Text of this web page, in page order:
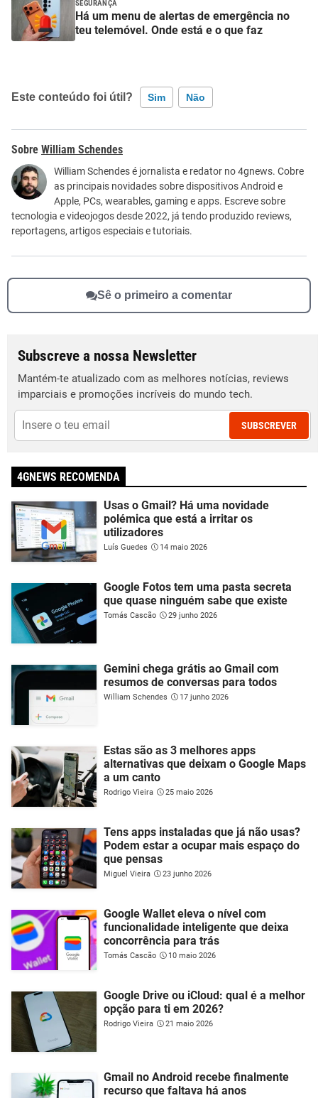
SEGURANÇA
Há um menu de alertas de emergência no
teu telemóvel. Onde está e o que faz
Este conteúdo foi útil? Sim Não
Este conteúdo contém informação incorreta
Este conteúdo não tem a informação que procuro
Outro
William Schendes
William Schendes é jornalista e redator no 4gnews. Cobre
as principais novidades sobre dispositivos Android e
Apple, PCs, wearables, gaming e apps. Escreve sobre
tecnologia e videojogos desde 2022, já tendo produzido reviews,
reportagens, artigos especiais e tutoriais.
Sê o primeiro a comentar
Subscreve a nossa Newsletter
Mantém-te atualizado com as melhores notícias, reviews
imparciais e promoções incríveis do mundo tech.
SUBSCREVER
4GNEWS RECOMENDA
Usas o Gmail? Há uma novidade
polémica que está a irritar os
utilizadores
Luís Guedes 14 maio 2026
Google Fotos tem uma pasta secreta
que quase ninguém sabe que existe
Tomás Cascão 29 junho 2026
Gemini chega grátis ao Gmail com
resumos de conversas para todos
William Schendes 17 junho 2026
Estas são as 3 melhores apps
alternativas que deixam o Google Maps
a um canto
Rodrigo Vieira 25 maio 2026
Tens apps instaladas que já não usas?
Podem estar a ocupar mais espaço do
que pensas
Miguel Vieira 23 junho 2026
Google Wallet eleva o nível com
funcionalidade inteligente que deixa
concorrência para trás
Tomás Cascão 10 maio 2026
Google Drive ou iCloud: qual é a melhor
opção para ti em 2026?
Rodrigo Vieira 21 maio 2026
Gmail no Android recebe finalmente
recurso que faltava há anos